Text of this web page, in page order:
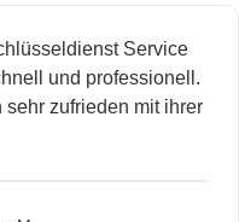
Service
und professionell.
zufrieden mit ihrer